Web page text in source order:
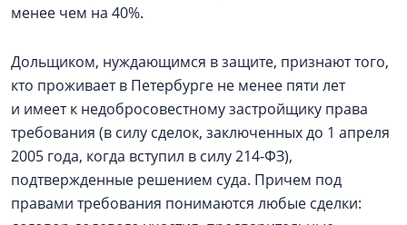
менее чем на 40%.
Дольщиком, нуждающимся в защите, признают того,
кто проживает в Петербурге не менее пяти лет
и имеет к недобросовестному застройщику права
требования (в силу сделок, заключенных до 1 апреля
2005 года, когда вступил в силу 214‑ФЗ),
подтвержденные решением суда. Причем под
правами требования понимаются любые сделки: